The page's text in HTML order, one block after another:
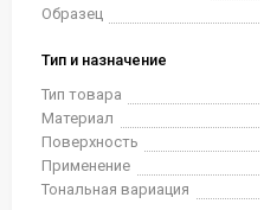
Образец
Тип и назначение
Тип товара
Материал
Поверхность
Применение
Тональная вариация